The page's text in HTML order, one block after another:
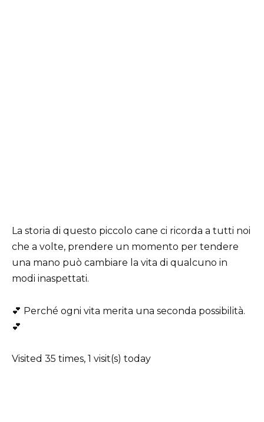
La storia di questo piccolo cane ci ricorda a tutti noi
che a volte, prendere un momento per tendere
una mano può cambiare la vita di qualcuno in
modi inaspettati.
💕 Perché ogni vita merita una seconda possibilità.
💕
Visited 35 times, 1 visit(s) today